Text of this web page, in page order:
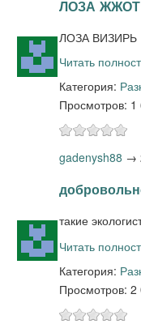
ЛОЗА ЖЖОТ
ЛОЗА ВИЗИРЬ
Читать
Категория:
Просмотров: 1
gadenysh88 →
такие
Читать
Категория:
Просмотров: 2